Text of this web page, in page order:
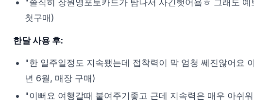
"솔직히 장원영포토카드가 탐나서 사긴햇어욬ㅎ 그래도
첫구매)
한달 사용 후:
"한 일주일정도 지속됐는데 접착력이 막 엄청 쎄진않어요
년 6월, 매장 구매)
"이뻐요 여행갈때 붙여주기좋고 근데 지속력은 매우 아쉬